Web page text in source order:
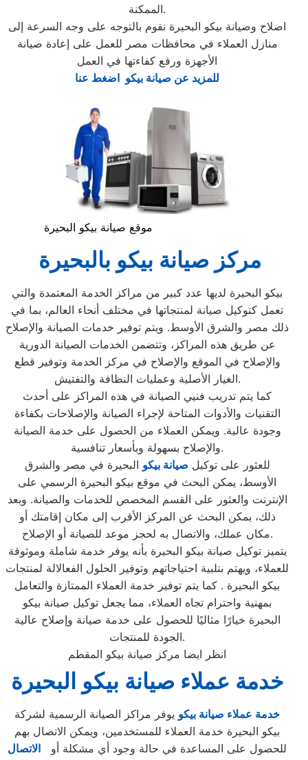
الممكنة.
اصلاح وصيانة بيكو البحيرة نقوم بالتوجه على وجه السرعة إلى
منازل العملاء في محافظات مصر للعمل على إعادة صيانة
الأجهزة ورفع كفاءتها في العمل
للمزيد عن صيانة بيكو اضغط عنا
موقع صيانة بيكو البحيرة
مركز صيانة بيكو بالبحيرة
بيكو البحيرة لديها عدد كبير من مراكز الخدمة المعتمدة والتي
تعمل كتوكيل صيانة لمنتجاتها في مختلف أنحاء العالم، بما في
ذلك مصر والشرق الأوسط. ويتم توفير خدمات الصيانة والإصلاح
عن طريق هذه المراكز، وتتضمن الخدمات الصيانة الدورية
والإصلاح في الموقع والإصلاح في مركز الخدمة وتوفير قطع
الغيار الأصلية وعمليات النظافة والتفتيش.
كما يتم تدريب فنيي الصيانة في هذه المراكز على أحدث
التقنيات والأدوات المتاحة لإجراء الصيانة والإصلاحات بكفاءة
وجودة عالية. ويمكن العملاء من الحصول على خدمة الصيانة
والإصلاح بسهولة وبأسعار تنافسية.
للعثور على توكيل صيانة بيكو البحيرة في مصر والشرق
الأوسط، يمكن البحث في موقع بيكو البحيرة الرسمي على
الإنترنت والعثور على القسم المخصص للخدمات والصيانة. وبعد
ذلك، يمكن البحث عن المركز الأقرب إلى مكان إقامتك أو
مكان عملك، والاتصال به لحجز موعد للصيانة أو الإصلاح.
يتميز توكيل صيانة بيكو البحيرة بأنه يوفر خدمة شاملة وموثوقة
للعملاء، ويهتم بتلبية احتياجاتهم وتوفير الحلول الفعالالة لمنتجات
بيكو البحيرة . كما يتم توفير خدمة العملاء الممتازة والتعامل
بمهنية واحترام تجاه العملاء، مما يجعل توكيل صيانة بيكو
البحيرة خيارًا مثاليًا للحصول على خدمة صيانة وإصلاح عالية
الجودة للمنتجات.
انظر ايضا مركز صيانة بيكو المقطم
خدمة عملاء صيانة بيكو البحيرة
خدمة عملاء صيانة بيكو يوفر مراكز الصيانة الرسمية لشركة
بيكو البحيرة خدمة العملاء للمستخدمين، ويمكن الاتصال بهم
للحصول على المساعدة في حالة وجود أي مشكلة أو الاتصال